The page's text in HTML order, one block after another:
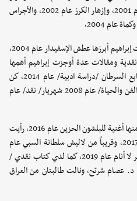
الصمت عام 1997، وأهدى من قطاة عام 2001، وإزهار الكرز عام 2002، والأجراس
وهناك عديد من الروايات؛ كما أشارت إبراهيم أبرزها عطش الإسفيدار عام 2004،
كتابات نقدية ومقالات عدة أوجزت إبراهيم أهمها
كسادنات السرد/ نقد/ عام 2012، أصابع السرطان /دراسة ادبية/ عام 2014، كن
صوتي أكن صداك/ مقالات في الأدب والفن والحياة/ عام 2008 شهريار/ نقد/ عام
وفي الشعر تقول هناك عدة مؤلفات منها أغنية للبلشون الحزين عام 2016، رأيت
نبياً /باللغة الأمازيغية / إلكترونياً عام 2017، وقريباً من لاليش سلطانة السبي عام
2017، عاصفة الجمال عام 2018 كالعطر لا أنام عام 2019، كما لدي كتاب نقدي /
عصام شرتح، ونالت طالبتان من العراق